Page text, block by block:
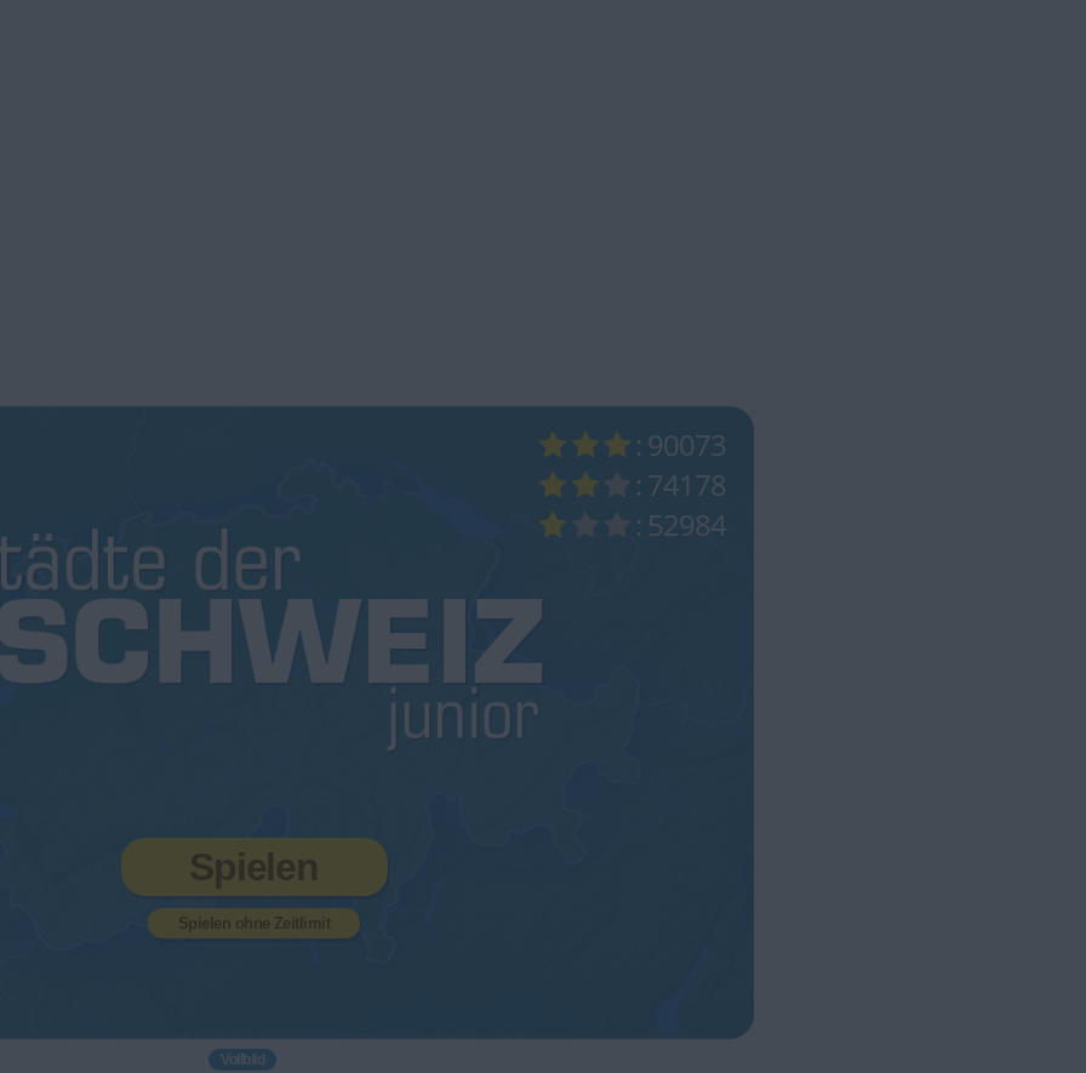
: 90073
: 74178
: 52984
Spielen
Spielen ohne Zeitlimit
Vollbild